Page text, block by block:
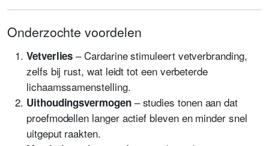
Onderzochte voordelen
Vetverlies – Cardarine stimuleert vetverbranding,
zelfs bij rust, wat leidt tot een verbeterde
lichaamssamenstelling.
Uithoudingsvermogen– studies tonen aan dat
proefmodellen langer actief bleven en minder snel
uitgeput raakten.